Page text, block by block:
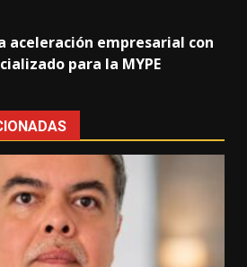
aceleración empresarial con
para la MYPE